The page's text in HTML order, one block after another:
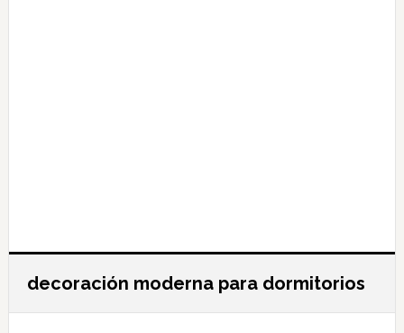
decoración moderna para dormitorios